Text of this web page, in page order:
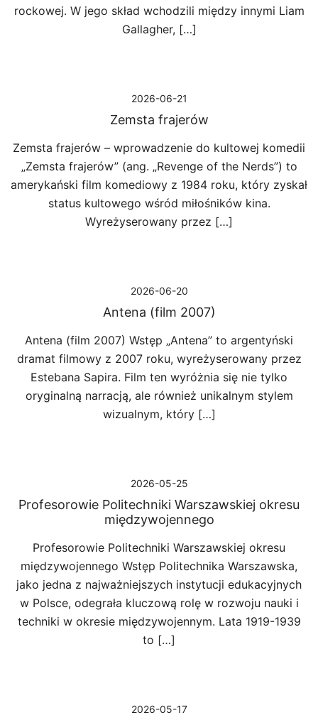
rockowej. W jego skład wchodzili między innymi Liam
Gallagher, […]
2026-06-21
Zemsta frajerów
Zemsta frajerów – wprowadzenie do kultowej komedii
„Zemsta frajerów” (ang. „Revenge of the Nerds”) to
amerykański film komediowy z 1984 roku, który zyskał
status kultowego wśród miłośników kina.
Wyreżyserowany przez […]
2026-06-20
Antena (film 2007)
Antena (film 2007) Wstęp „Antena” to argentyński
dramat filmowy z 2007 roku, wyreżyserowany przez
Estebana Sapira. Film ten wyróżnia się nie tylko
oryginalną narracją, ale również unikalnym stylem
wizualnym, który […]
2026-05-25
Profesorowie Politechniki Warszawskiej okresu
międzywojennego
Profesorowie Politechniki Warszawskiej okresu
międzywojennego Wstęp Politechnika Warszawska,
jako jedna z najważniejszych instytucji edukacyjnych
w Polsce, odegrała kluczową rolę w rozwoju nauki i
techniki w okresie międzywojennym. Lata 1919-1939
to […]
2026-05-17